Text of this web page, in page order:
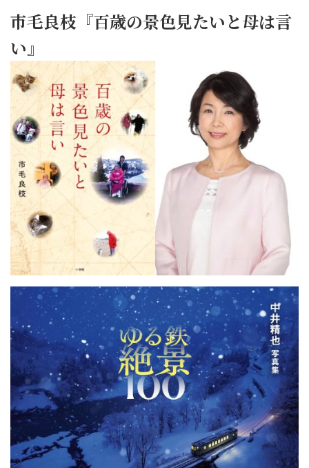
市毛良枝『百歳の景色見たいと母は言
い』